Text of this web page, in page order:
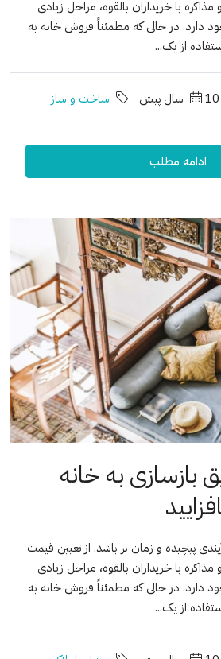
با خریداران بالقوه، مراحل زیادی
دارد. در حالی که مطمئناً فروش خانه به
از یک...
10 سال پیش
ساخت و ساز
ادامه مطلب
بازسازی به خانه
پیچیده و زمان بر باشد. از تعیین قیمت
با خریداران بالقوه، مراحل زیادی
دارد. در حالی که مطمئناً فروش خانه به
از یک...